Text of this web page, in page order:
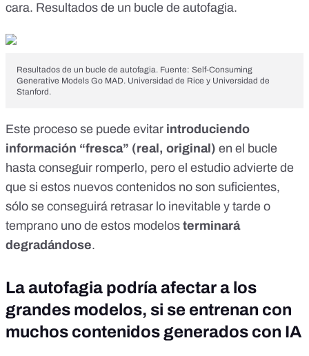
cara. Resultados de un bucle de autofagia.
Resultados de un bucle de autofagia. Fuente: Self-Consuming
Generative Models Go MAD. Universidad de Rice y Universidad de
Stanford.
Este proceso se puede evitar introduciendo
información “fresca” (real, original) en el bucle
hasta conseguir romperlo, pero el estudio advierte de
que si estos nuevos contenidos no son suficientes,
sólo se conseguirá retrasar lo inevitable y tarde o
temprano uno de estos modelos terminará
degradándose.
La autofagia podría afectar a los
grandes modelos, si se entrenan con
muchos contenidos generados con IA